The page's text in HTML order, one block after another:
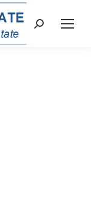
Cerca: